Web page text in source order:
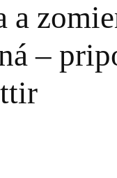
–